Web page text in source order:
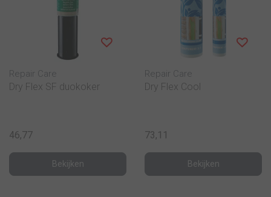
Repair Care
Dry Flex SF duokoker
46,77
Bekijken
Repair Care
Dry Flex Cool
73,11
Bekijken